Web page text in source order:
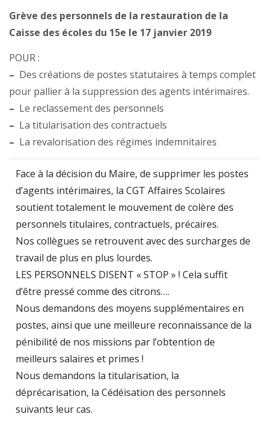
Grève des personnels de la restauration de la
Caisse des écoles du 15e le 17 janvier 2019
POUR :
– Des créations de postes statutaires à temps complet
pour pallier à la suppression des agents intérimaires.
– Le reclassement des personnels
– La titularisation des contractuels
– La revalorisation des régimes indemnitaires
Face à la décision du Maire, de supprimer les postes
d’agents intérimaires, la CGT Affaires Scolaires
soutient totalement le mouvement de colère des
personnels titulaires, contractuels, précaires.
Nos collègues se retrouvent avec des surcharges de
travail de plus en plus lourdes.
LES PERSONNELS DISENT « STOP » ! Cela suffit
d’être pressé comme des citrons….
Nous demandons des moyens supplémentaires en
postes, ainsi que une meilleure reconnaissance de la
pénibilité de nos missions par l’obtention de
meilleurs salaires et primes !
Nous demandons la titularisation, la
déprécarisation, la Cédéisation des personnels
suivants leur cas.